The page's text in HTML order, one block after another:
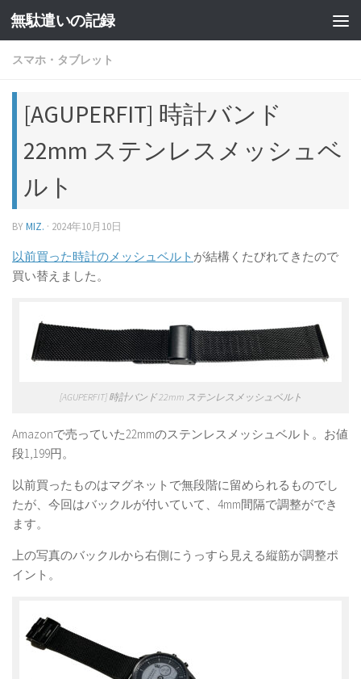
コンテンツへスキップ
無駄遣いの記録
スマホ・タブレット
[AGUPERFIT] 時計バンド
22mm ステンレスメッシュベ
ルト
BYMIZ. · 2024年10月10日
以前買った時計のメッシュベルト が結構くたびれてきたので
買い替えました。
[AGUPERFIT] 時計バンド 22mm ステンレスメッシュベルト
Amazonで売っていた22mmのステンレスメッシュベルト。お値
段1,199円。
以前買ったものはマグネットで無段階に留められるものでし
たが、今回はバックルが付いていて、4mm間隔で調整ができ
ます。
上の写真のバックルから右側にうっすら見える縦筋が調整ポ
イント。